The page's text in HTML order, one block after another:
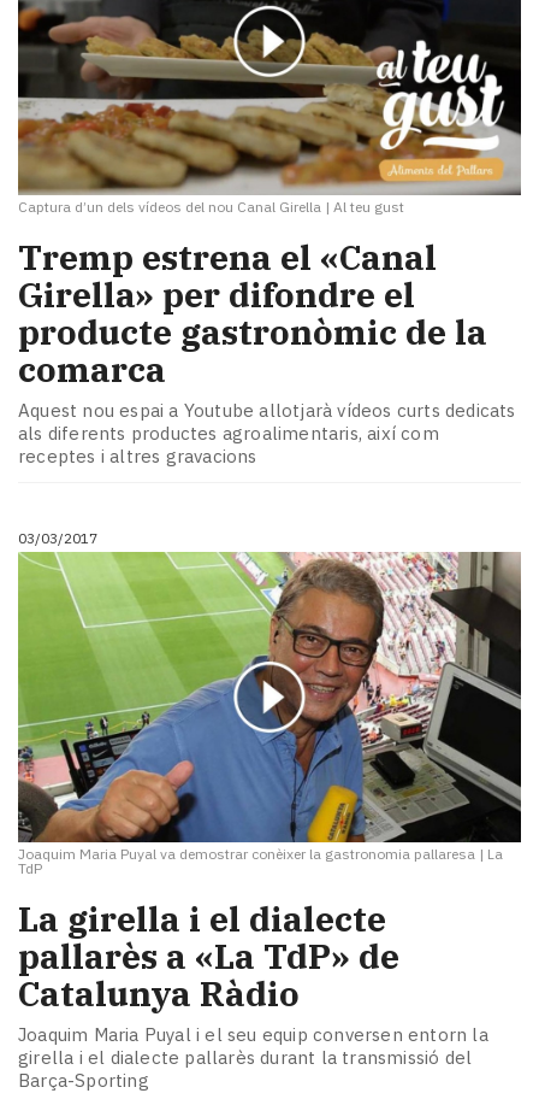
Captura d’un dels vídeos del nou Canal Girella | Al teu gust
Tremp estrena el «Canal
Girella» per difondre el
producte gastronòmic de la
comarca
Aquest nou espai a Youtube allotjarà vídeos curts dedicats
als diferents productes agroalimentaris, així com
receptes i altres gravacions
03/03/2017
Joaquim Maria Puyal va demostrar conèixer la gastronomia pallaresa | La
TdP
La girella i el dialecte
pallarès a «La TdP» de
Catalunya Ràdio
Joaquim Maria Puyal i el seu equip conversen entorn la
girella i el dialecte pallarès durant la transmissió del
Barça-Sporting